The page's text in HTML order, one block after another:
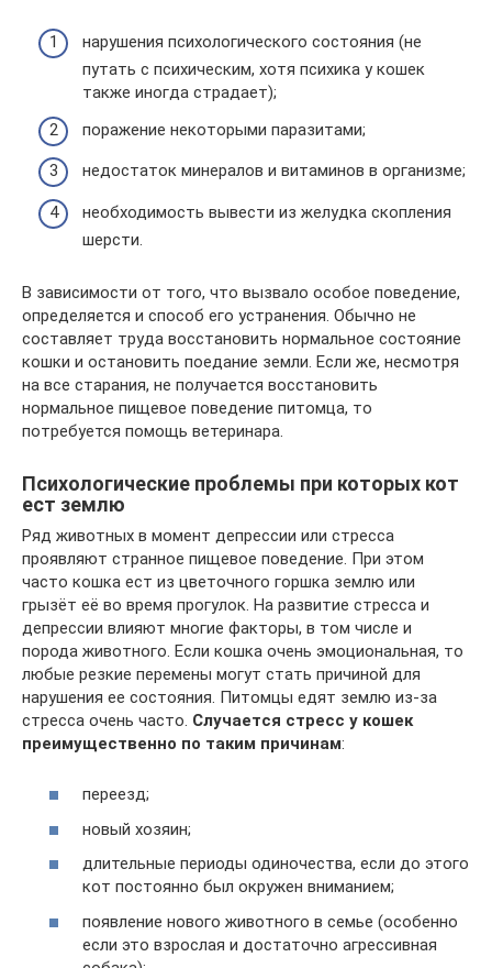
нарушения психологического состояния (не
путать с психическим, хотя психика у кошек
также иногда страдает);
поражение некоторыми паразитами;
недостаток минералов и витаминов в организме;
необходимость вывести из желудка скопления
шерсти.
В зависимости от того, что вызвало особое поведение,
определяется и способ его устранения. Обычно не
составляет труда восстановить нормальное состояние
кошки и остановить поедание земли. Если же, несмотря
на все старания, не получается восстановить
нормальное пищевое поведение питомца, то
потребуется помощь ветеринара.
Психологические проблемы при которых кот
ест землю
Ряд животных в момент депрессии или стресса
проявляют странное пищевое поведение. При этом
часто кошка ест из цветочного горшка землю или
грызёт её во время прогулок. На развитие стресса и
депрессии влияют многие факторы, в том числе и
порода животного. Если кошка очень эмоциональная, то
любые резкие перемены могут стать причиной для
нарушения ее состояния. Питомцы едят землю из-за
стресса очень часто. Случается стресс у кошек
преимущественно по таким причинам:
переезд;
новый хозяин;
длительные периоды одиночества, если до этого
кот постоянно был окружен вниманием;
появление нового животного в семье (особенно
если это взрослая и достаточно агрессивная